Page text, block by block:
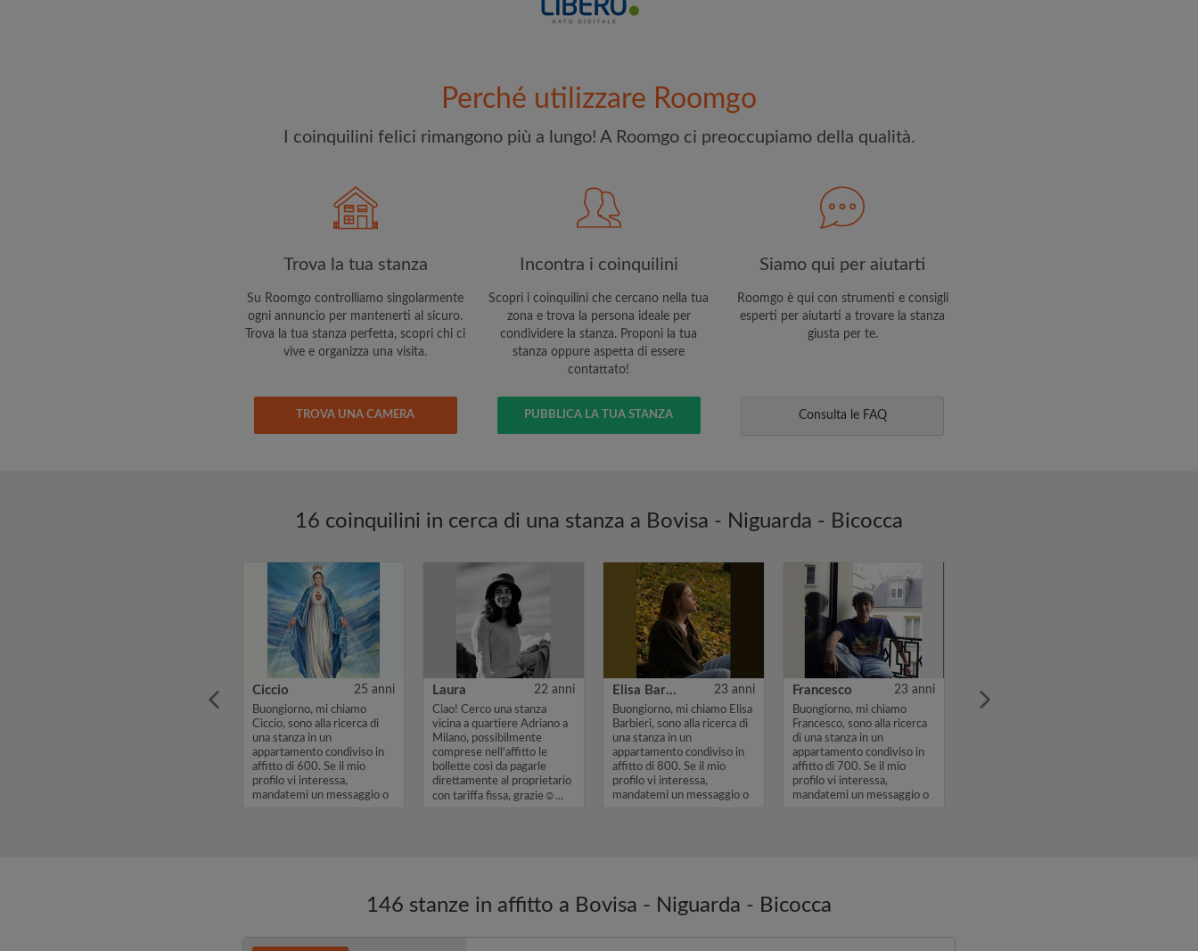
Con l'adesione a Roomgo riceverai offerte esclusive e
Perché utilizzare Roomgo
I coinquilini felici rimangono più a lungo! A Roomgo ci preoccupiamo della qualità.
Trova la tua stanza
Su Roomgo controlliamo singolarmente
ogni annuncio per mantenerti al sicuro.
Trova la tua stanza perfetta, scopri chi ci
vive e organizza una visita.
TROVA UNA CAMERA
Incontra i coinquilini
Scopri i coinquilini che cercano nella tua
zona e trova la persona ideale per
condividere la stanza. Proponi la tua
stanza oppure aspetta di essere
contattato!
PUBBLICA LA TUA STANZA
Siamo qui per aiutarti
Roomgo è qui con strumenti e consigli
esperti per aiutarti a trovare la stanza
giusta per te.
Consulta le FAQ
16 coinquilini in cerca di una stanza a Bovisa - Niguarda - Bicocca
Ciccio 25 anni
Buongiorno, mi chiamo
Ciccio, sono alla ricerca di
una stanza in un
appartamento condiviso in
affitto di 600. Se il mio
profilo vi interessa,
mandatemi un messaggio o
Laura 22 anni
Ciao! Cerco una stanza
vicina a quartiere Adriano a
Milano, possibilmente
comprese nell'affitto le
bollette così da pagarle
direttamente al proprietario
con tariffa fissa, grazie☺️...
Elisa Barbieri 23 anni
Buongiorno, mi chiamo Elisa
Barbieri, sono alla ricerca di
una stanza in un
appartamento condiviso in
affitto di 800. Se il mio
profilo vi interessa,
mandatemi un messaggio o
Francesco 23 anni
Buongiorno, mi chiamo
Francesco, sono alla ricerca
di una stanza in un
appartamento condiviso in
affitto di 700. Se il mio
profilo vi interessa,
mandatemi un messaggio o
146 stanze in affitto a Bovisa - Niguarda - Bicocca